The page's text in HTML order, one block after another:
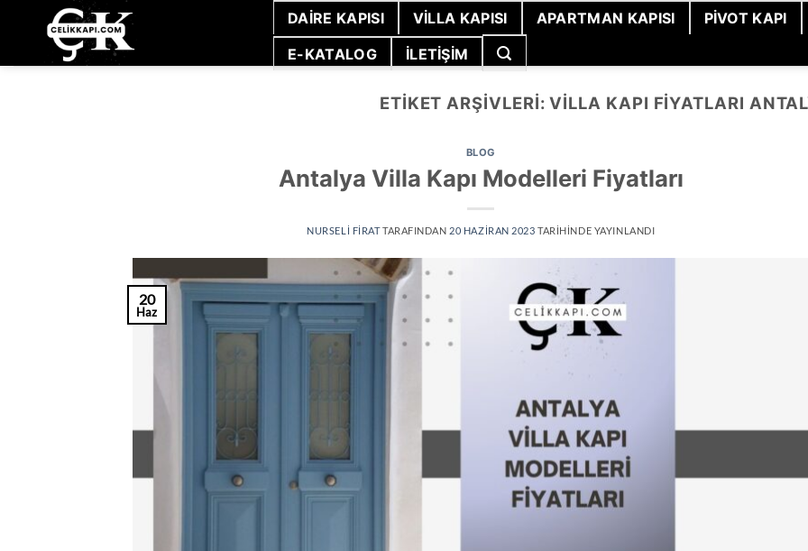
DAIRE KAPISI VILLA KAPISI APARTMAN KAPISI
PIVOT KAPI
E-KATALOG
İLETIŞIM
ETIKET ARŞIVLERI:VILLA KAPI FIYATLARI
BLOG
Antalya Villa Kapı Modelleri Fiyatları
NURSELI FIRATTARAFINDAN 20 HAZIRAN 2023 TARIHINDE YAYINLANDI
20
Haz